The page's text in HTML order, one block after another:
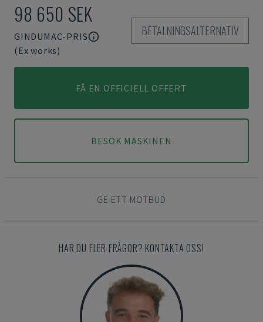
98 650 SEK
GINDUMAC-PRIS
(Ex works)
BETALNINGSALTERNATIV
FÅ EN OFFICIELL OFFERT
BESÖK MASKINEN
GE ETT MOTBUD
HAR DU FLER FRÅGOR? KONTAKTA OSS!